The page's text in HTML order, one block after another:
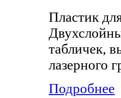
Пластик
табличек,
лазерного
Подробнее